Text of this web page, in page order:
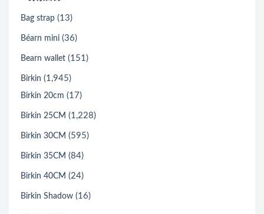
Bag strap (13)
Béarn mini (36)
Bearn wallet (151)
Birkin (1,945)
Birkin 20cm (17)
Birkin 25CM (1,228)
Birkin 30CM (595)
Birkin 35CM (84)
Birkin 40CM (24)
Birkin Shadow (16)